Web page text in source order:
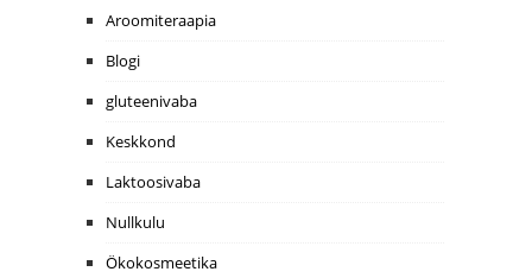
Aroomiteraapia
Blogi
gluteenivaba
Keskkond
Laktoosivaba
Nullkulu
Ökokosmeetika